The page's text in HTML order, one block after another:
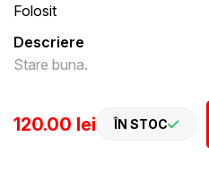
Folosit
Descriere
Stare buna.
120.00 lei ÎN STOC